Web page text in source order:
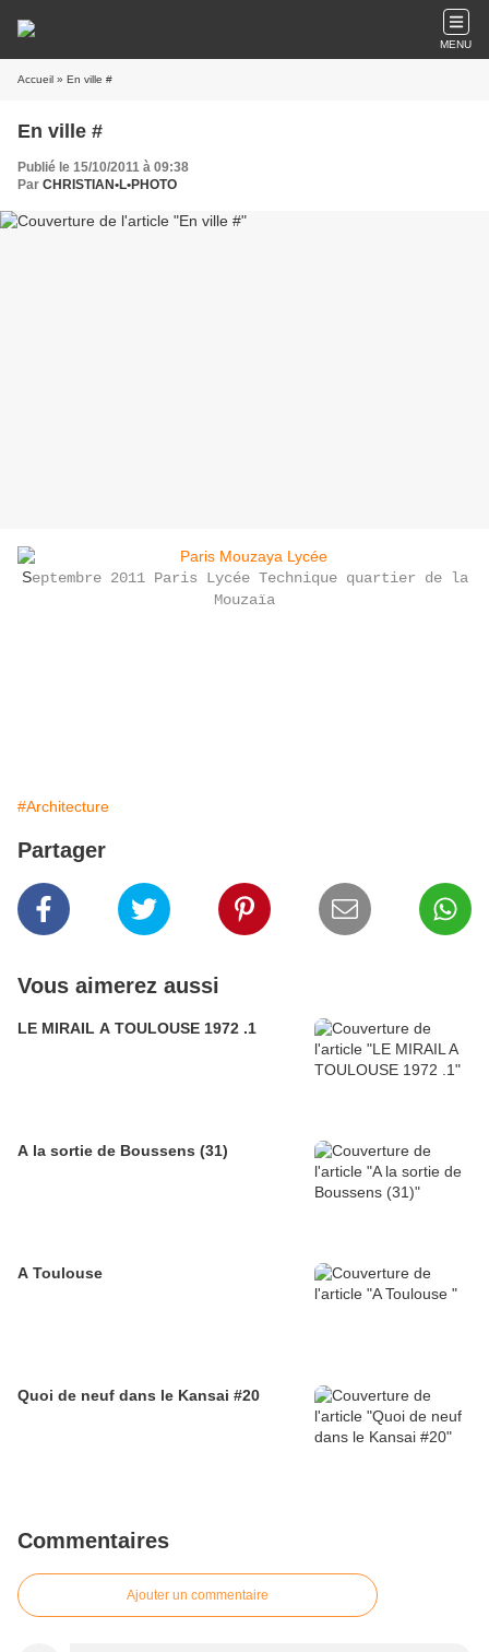
MENU
Accueil » En ville #
En ville #
Publié le 15/10/2011 à 09:38
Par CHRISTIAN•L•PHOTO
Septembre 2011 Paris Lycée Technique quartier de la
Mouzaïa
#Architecture
Partager
Vous aimerez aussi
LE MIRAIL A TOULOUSE 1972 .1
A la sortie de Boussens (31)
A Toulouse
Quoi de neuf dans le Kansai #20
Commentaires
Ajouter un commentaire